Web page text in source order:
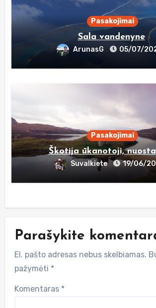
Pasakojimai
Sala vandenyne
ArunasG 05/07/
Pasakojimai
Škotija ūkanotoji,
Suvalkiete 19/06/
Parašykite
El. pašto adresas nebus skelbiamas.
pažymėti *
Komentaras *